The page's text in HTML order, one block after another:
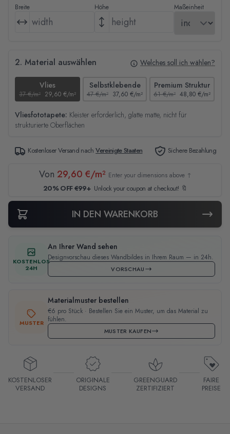
Breite Höhe Maßeinheit
2. Material auswählen Welches soll ich wählen?
Vlies
37 €/m² 29,60 €/m²
Selbstklebende
47 €/m² 37,60 €/m²
Premium Struktur
61 €/m² 48,80 €/m²
Vliesfototapete: Kleister erforderlich, glatte matte, nicht für
strukturierte Oberflächen
Kostenloser Versand nachVereinigte Staaten Sichere Bezahlung
Von 29,60 €/m² Enter your dimensions above ↑
20% OFF €99+ Unlock your coupon at checkout! 🔖
IN DEN WARENKORB
KOSTENLOS
24H
An Ihrer Wand sehen
Designvorschau dieses Wandbildes in Ihrem Raum — in 24h.
VORSCHAU
MUSTER
Materialmuster bestellen
€6 pro Stück · Bestellen Sie ein Muster, um das Material zu
fühlen.
MUSTER KAUFEN
KOSTENLOSER
VERSAND
ORIGINALE
DESIGNS
GREENGUARD
ZERTIFIZIERT
FAIRE
PREISE